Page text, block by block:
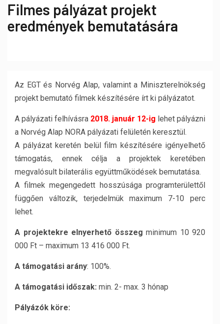
Filmes pályázat projekt
eredmények bemutatására
Az EGT és Norvég Alap, valamint a Miniszterelnökség
projekt bemutató filmek készítésére írt ki pályázatot.
A pályázati felhívásra 2018. január 12-ig lehet pályázni
a Norvég Alap NORA pályázati felületén keresztül.
A pályázat keretén belül film készítésére igényelhető
támogatás, ennek célja a projektek keretében
megvalósult bilaterális együttműködések bemutatása.
A filmek megengedett hosszúsága programterülettől
függően változik, terjedelmük maximum 7-10 perc
lehet.
A projektekre elnyerhető összeg minimum 10 920
000 Ft – maximum 13 416 000 Ft.
A támogatási arány: 100%.
A támogatási időszak: min. 2- max. 3 hónap
Pályázók köre: